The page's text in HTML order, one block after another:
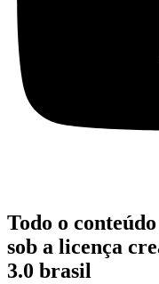
Todo o
sob a licença
3.0 brasil